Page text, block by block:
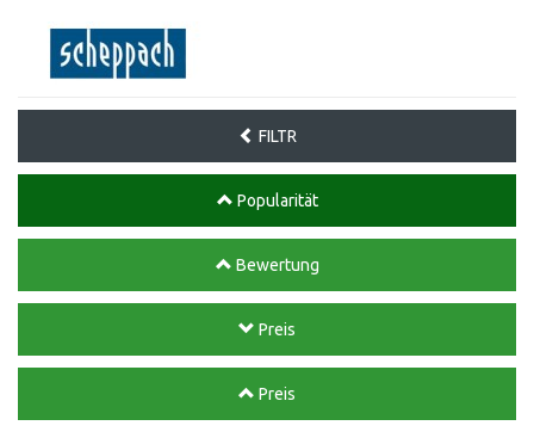
FILTR
Popularität
Bewertung
Preis
Preis